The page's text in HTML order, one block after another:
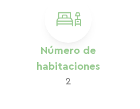
Número de
habitaciones
2